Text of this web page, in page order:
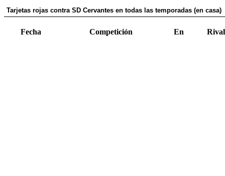
Tarjetas rojas contra SD Cervantes en todas las temporadas (en casa)
Fecha Competición En Rival